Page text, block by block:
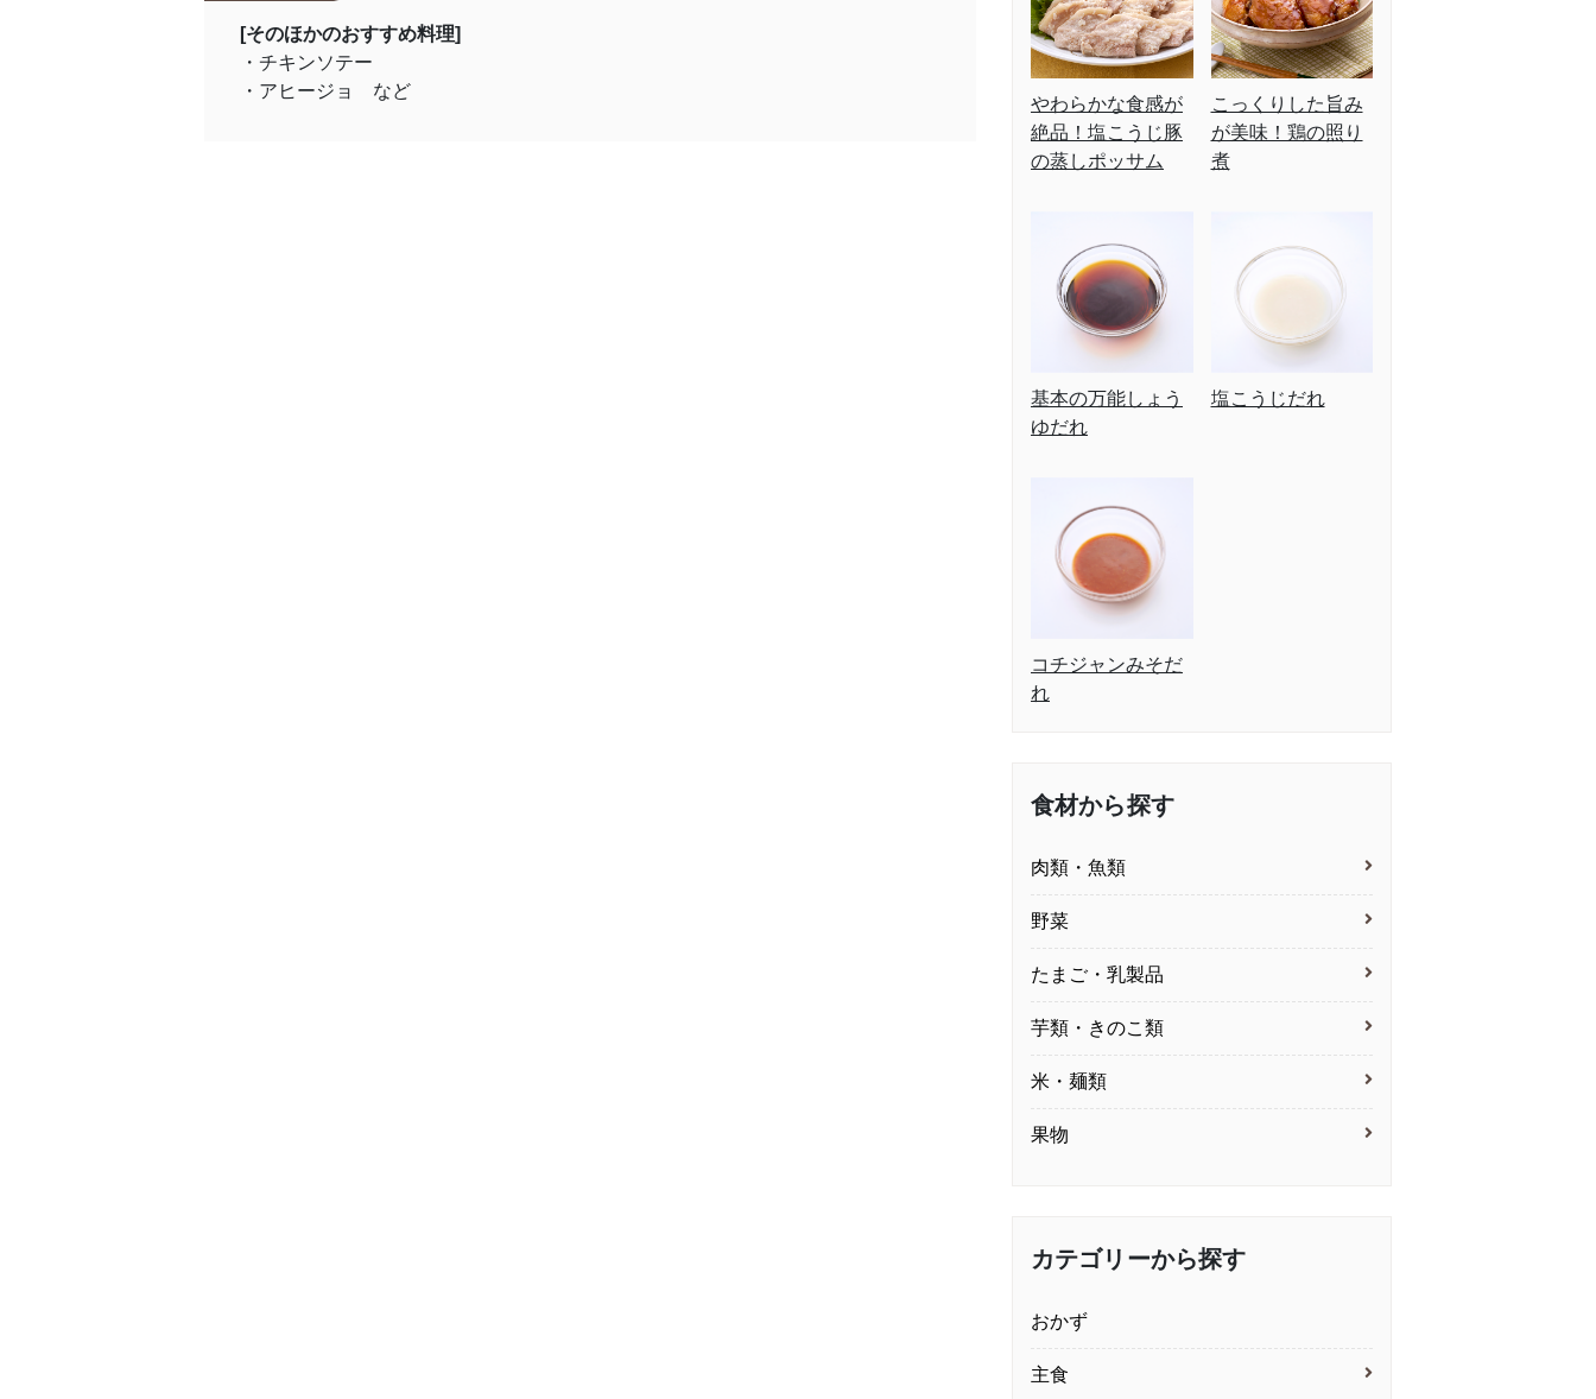
[そのほかのおすすめ料理]
・チキンソテー
・アヒージョ など
やわらかな食感が
絶品！塩こうじ豚
の蒸しポッサム
こっくりした旨み
が美味！鶏の照り
煮
基本の万能しょう
ゆだれ
塩こうじだれ
コチジャンみそだ
れ
食材から探す
肉類・魚類
野菜
たまご・乳製品
芋類・きのこ類
米・麺類
果物
カテゴリーから探す
おかず
主食